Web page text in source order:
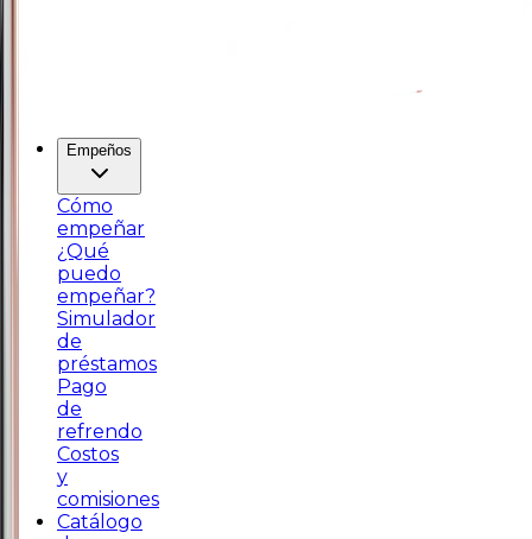
Empeños
Cómo
empeñar
¿Qué
puedo
empeñar?
Simulador
de
préstamos
Pago
de
refrendo
Costos
y
comisiones
Catálogo